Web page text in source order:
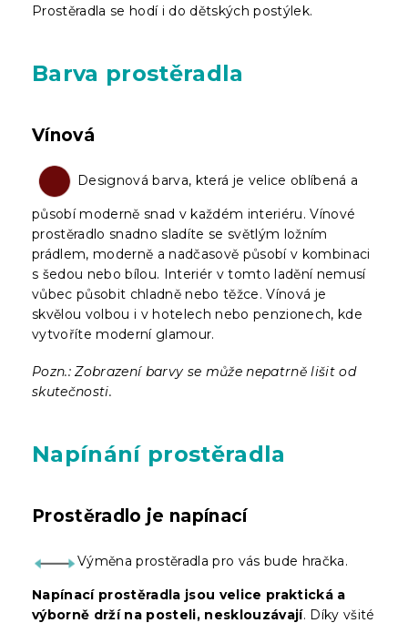
Prostěradla se hodí i do dětských postýlek.
Barva prostěradla
Vínová
Designová barva, která je velice oblíbená a
působí moderně snad v každém interiéru. Vínové
prostěradlo snadno sladíte se světlým ložním
prádlem, moderně a nadčasově působí v kombinaci
s šedou nebo bílou. Interiér v tomto ladění nemusí
vůbec působit chladně nebo těžce. Vínová je
skvělou volbou i v hotelech nebo penzionech, kde
vytvoříte moderní glamour.
Pozn.: Zobrazení barvy se může nepatrně lišit od
skutečnosti.
Napínání prostěradla
Prostěradlo je napínací
Výměna prostěradla pro vás bude hračka.
Napínací prostěradla jsou velice praktická a
výborně drží na posteli, nesklouzávají. Díky všité